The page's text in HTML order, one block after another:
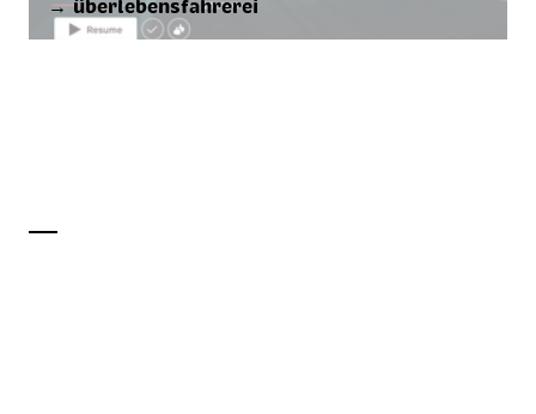
→ überlebensfahrerei